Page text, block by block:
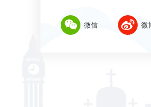
微信 微